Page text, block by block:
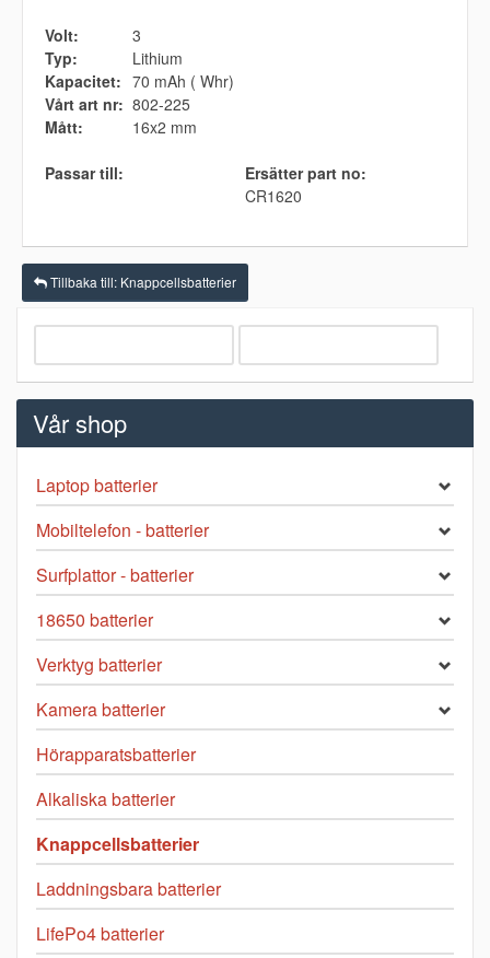
Volt:
3
Typ:
Lithium
Kapacitet: 70 mAh ( Whr)
Vårt art nr: 802-225
Mått:
16x2 mm
Passar till:
Ersätter part no:
CR1620
Tillbaka till: Knappcellsbatterier
Vår shop
Laptop batterier
Mobiltelefon - batterier
Surfplattor - batterier
18650 batterier
Verktyg batterier
Kamera batterier
Hörapparatsbatterier
Alkaliska batterier
Knappcellsbatterier
Laddningsbara batterier
LifePo4 batterier